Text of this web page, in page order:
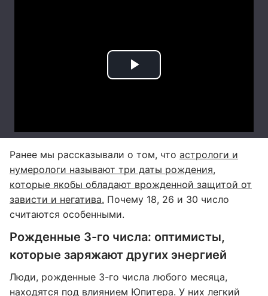
Ранее мы рассказывали о том, что астрологи и
нумерологи называют три даты рождения,
которые якобы обладают врожденной защитой от
зависти и негатива. Почему 18, 26 и 30 число
считаются особенными.
Рожденные 3-го числа: оптимисты,
которые заряжают других энергией
Люди, рожденные 3-го числа любого месяца,
находятся под влиянием Юпитера. У них легкий